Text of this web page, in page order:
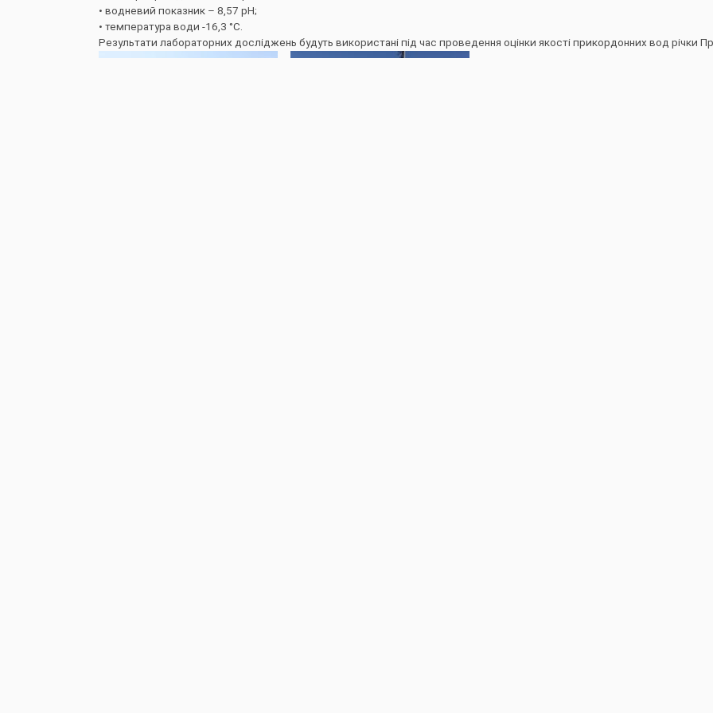
• водневий показник – 8,57 pH;
• температура води -16,3 °С.
Результати лабораторних досліджень будуть використані під час проведення оцінки якості прикордонних вод річки